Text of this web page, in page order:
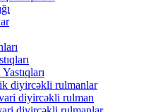
diyircəkli rulmanlar
diyircəkli rulman